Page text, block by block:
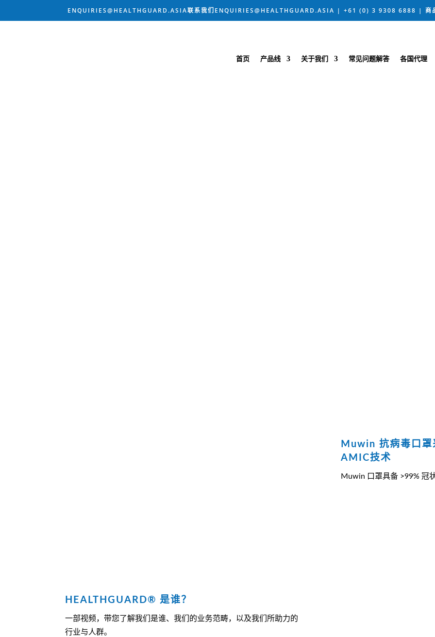
ENQUIRIES@HEALTHGUARD.ASIA联系我们ENQUIRIES@HEALTHGUARD.ASIA | +61 (0) 3 9308 6888 | 商
首页 产品线 关于我们 常见问题解答 各国代理
HEALTHGUARD® 是谁？
一部视频，带您了解我们是谁、我们的业务范畴，以及我们所助力的
行业与人群。
Muwin 抗病毒口
AMIC技术
Muwin 口罩具备 >99% 冠